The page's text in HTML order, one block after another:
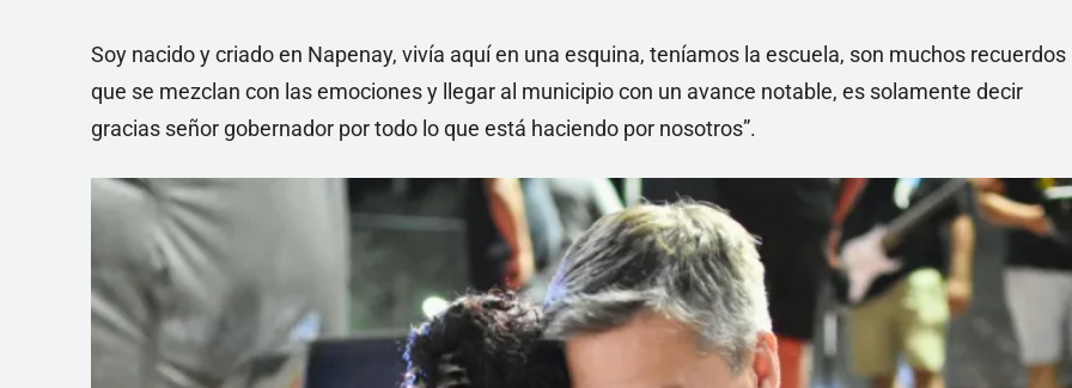
Soy nacido y criado en Napenay, vivía aquí en una esquina, teníamos la escuela, son muchos recuerdos
que se mezclan con las emociones y llegar al municipio con un avance notable, es solamente decir
gracias señor gobernador por todo lo que está haciendo por nosotros”.